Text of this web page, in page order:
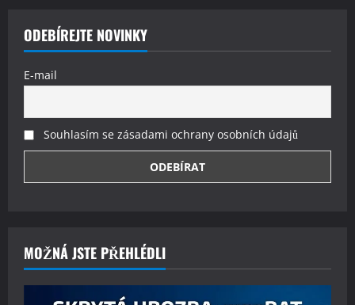
ODEBÍREJTE NOVINKY
E-mail
Souhlasím se zásadami ochrany osobních údajů
MOŽNÁ JSTE PŘEHLÉDLI